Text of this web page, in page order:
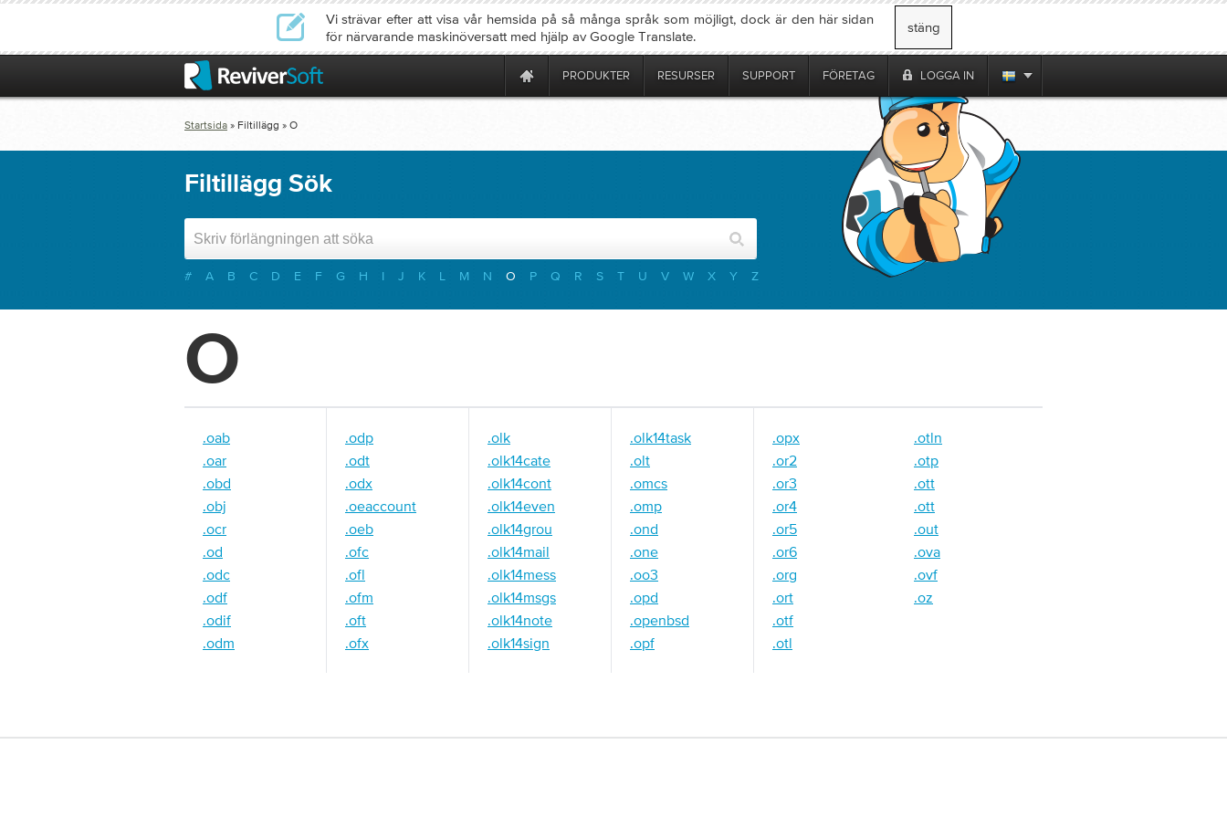
Vi strävar efter att visa vår hemsida på så många språk som möjligt, dock är den här sidan
för närvarande maskinöversatt med hjälp av Google Translate.
stäng
PRODUKTER RESURSER SUPPORT FÖRETAG LOGGA IN
Startsida » Filtillägg » O
Filtillägg Sök
# A B C D E F G H I J K L M N O P Q R S T U V W X Y Z
O
.oab
.oar
.obd
.obj
.ocr
.od
.odc
.odf
.odif
.odm
.odp
.odt
.odx
.oeaccount
.oeb
.ofc
.ofl
.ofm
.oft
.ofx
.olk
.olk14cate
.olk14cont
.olk14even
.olk14grou
.olk14mail
.olk14mess
.olk14msgs
.olk14note
.olk14sign
.olk14task
.olt
.omcs
.omp
.ond
.one
.oo3
.opd
.openbsd
.opf
.opx
.or2
.or3
.or4
.or5
.or6
.org
.ort
.otf
.otl
.otln
.otp
.ott
.ott
.out
.ova
.ovf
.oz